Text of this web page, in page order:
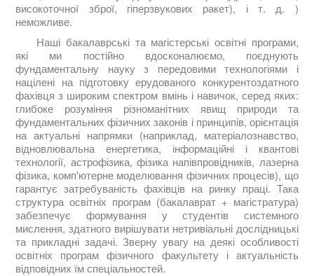
високоточної зброї, гіперзвукових ракет), і т. д. )
неможливе.
Наші бакалаврські та магістерські освітні програми,
які ми постійно вдосконалюємо, поєднують
фундаментальну науку з передовими технологіями і
націлені на підготовку ерудованого конкурентоздатного
фахівця з широким спектром вмінь і навичок, серед яких:
глибоке розуміння різноманітних явищ природи та
фундаментальних фізичних законів і принципів, орієнтація
на актуальні напрямки (наприклад, матеріалознавство,
відновлювальна енергетика, інформаційні і квантові
технології, астрофізика, фізика напівпровідників, лазерна
фізика, комп'ютерне моделювання фізичних процесів), що
гарантує затребуваність фахівців на ринку праці. Така
структура освітніх програм (бакалаврат + магістратура)
забезпечує формування у студентів системного
мислення, здатного вирішувати нетривіальні дослідницькі
та прикладні задачі. Зверну увагу на деякі особливості
освітніх програм фізичного факультету і актуальність
відповідних їм спеціальностей.